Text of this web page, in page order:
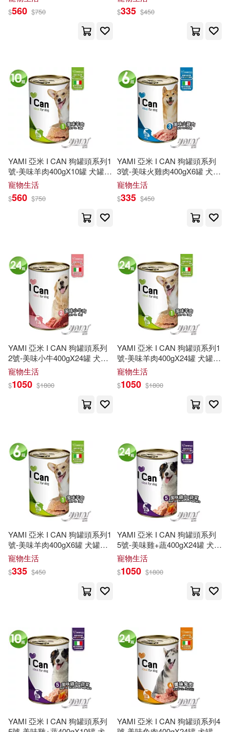
（美）安東尼·J.梅奧(1)
爾 F.休斯敦(1)
（美）尼汀·諾里亞(1)
（美）尼爾·查尼斯(1)
（美）彼得·戈爾登(1)
（美）德邦蘇·巴塔查里亞(1)
（美）托馬斯·艾爾森(1)
（美）施特勞斯(1)
（美）梅爾亞·莫里，（美）阿夫欣·
羅斯塔米扎達爾，（美）阿米特·塔
爾沃卡爾(1)
（美）歐文·D.亞隆等(1)
（美）沃爾特·R.布特(1)
（美）理查德·F.斯帕德，（日）大
野京子，（美）勞倫斯·A.亞努茲
（主編）(1)
（美）理查德·特頓(1)
（美）瑪格麗特·米德(1)
（美）科特勒(1)
（美）羅夫·馬丁·史密斯(1)
（美）艾薩克·阿西莫夫(1)
（美）茲亞·L.高卡斯蘭等(1)
原裝進口
$560 $750
裝進口
$335 $450
YAMI 亞米 I CAN 狗罐頭系列1
號-美味羊肉400gX10罐 犬罐頭
狗餐罐 罐頭 狗罐罐 義大利原
裝進口
寵物生活
$560 $750
YAMI 亞米 I CAN 狗罐頭系列
3號-美味火雞肉400gX6罐 犬罐
頭 狗餐罐 罐頭 狗罐罐 義大利
原裝進口
寵物生活
$335 $450
YAMI 亞米 I CAN 狗罐頭系列
2號-美味小牛400gX24罐 犬罐
頭 狗餐罐 罐頭 狗罐罐 義大利
原裝進口
寵物生活
$1050 $1800
YAMI 亞米 I CAN 狗罐頭系列1
號-美味羊肉400gX24罐 犬罐頭
狗餐罐 罐頭 狗罐罐 義大利原
裝進口
寵物生活
$1050 $1800
YAMI 亞米 I CAN 狗罐頭系列1
號-美味羊肉400gX6罐 犬罐頭
狗餐罐 罐頭 狗罐罐 義大利原
裝進口
寵物生活
$335 $450
YAMI 亞米 I CAN 狗罐頭系列
5號-美味雞+蔬400gX24罐 犬罐
頭 狗餐罐 罐頭 狗罐罐 義大利
原裝進口
寵物生活
$1050 $1800
YAMI 亞米 I CAN 狗罐頭系列
YAMI 亞米 I CAN 狗罐頭系列4